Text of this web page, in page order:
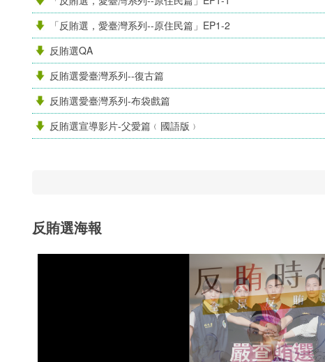
「反賄選，愛臺灣系列--原住民篇」EP1-2
反賄選QA
反賄選愛臺灣系列--復古篇
反賄選愛臺灣系列-布袋戲篇
反賄選宣導影片-父愛篇﹙國語版﹚
反賄選海報